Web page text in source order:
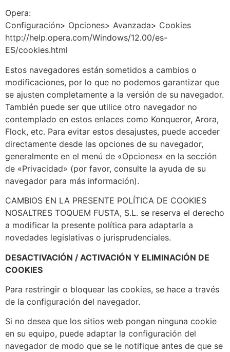
Opera:
Configuración> Opciones> Avanzada> Cookies
http://help.opera.com/Windows/12.00/es-
ES/cookies.html
Estos navegadores están sometidos a cambios o
modificaciones, por lo que no podemos garantizar que
se ajusten completamente a la versión de su navegador.
También puede ser que utilice otro navegador no
contemplado en estos enlaces como Konqueror, Arora,
Flock, etc. Para evitar estos desajustes, puede acceder
directamente desde las opciones de su navegador,
generalmente en el menú de «Opciones» en la sección
de «Privacidad» (por favor, consulte la ayuda de su
navegador para más información).
CAMBIOS EN LA PRESENTE POLÍTICA DE COOKIES
NOSALTRES TOQUEM FUSTA, S.L. se reserva el derecho
a modificar la presente política para adaptarla a
novedades legislativas o jurisprudenciales.
DESACTIVACIÓN / ACTIVACIÓN Y ELIMINACIÓN DE
COOKIES
Para restringir o bloquear las cookies, se hace a través
de la configuración del navegador.
Si no desea que los sitios web pongan ninguna cookie
en su equipo, puede adaptar la configuración del
navegador de modo que se le notifique antes de que se